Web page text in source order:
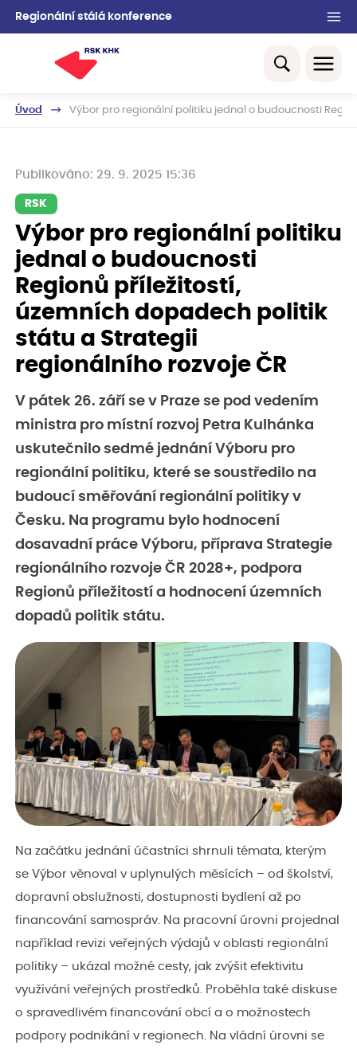
Regionální stálá konference
Úvod Výbor pro regionální politiku jednal o budoucnosti
Publikováno: 29. 9. 2025 15:36
RSK
Výbor pro regionální politiku
jednal o budoucnosti
Regionů příležitostí,
územních dopadech politik
státu a Strategii
regionálního rozvoje ČR
V pátek 26. září se v Praze se pod vedením
ministra pro místní rozvoj Petra Kulhánka
uskutečnilo sedmé jednání Výboru pro
regionální politiku, které se soustředilo na
budoucí směřování regionální politiky v
Česku. Na programu bylo hodnocení
dosavadní práce Výboru, příprava Strategie
regionálního rozvoje ČR 2028+, podpora
Regionů příležitostí a hodnocení územních
dopadů politik státu.
Na začátku jednání účastníci shrnuli témata, kterým
se Výbor věnoval v uplynulých měsících – od školství,
dopravní obslužnosti, dostupnosti bydlení až po
financování samospráv. Na pracovní úrovni projednal
například revizi veřejných výdajů v oblasti regionální
politiky – ukázal možné cesty, jak zvýšit efektivitu
využívání veřejných prostředků. Proběhla také diskuse
o spravedlivém financování obcí a o možnostech
podpory podnikání v regionech. Na vládní úrovni se